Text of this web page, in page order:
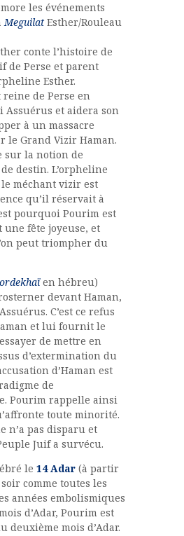
les événements
Meguilat Esther/Rouleau
conte l’histoire de
de Perse et parent
Esther.
de Perse en
Assuérus et aidera son
à un massacre
le Grand Vizir Haman.
sur la notion de
destin. L’orpheline
méchant vizir est
qu’il réservait à
pourquoi Pourim est
fête joyeuse, et
peut triompher du
en hébreu)
devant Haman,
C’est ce refus
et lui fournit le
de mettre en
d’extermination du
d’Haman est
de
Pourim rappelle ainsi
toute minorité.
n’a pas disparu et
Juif a survécu.
le 14 Adar (à partir
comme toutes les
années embolismiques
d’Adar, Pourim est
deuxième mois d’Adar.